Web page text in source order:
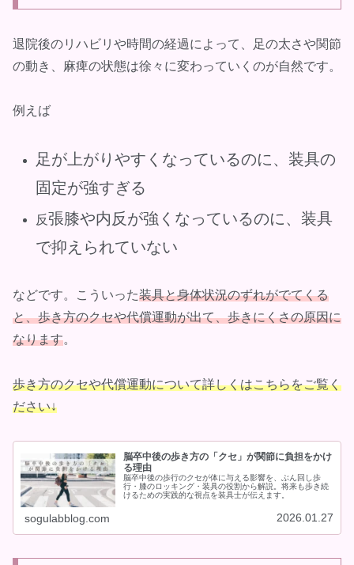
退院後のリハビリや時間の経過によって、足の太さや関節
の動き、麻痺の状態は徐々に変わっていくのが自然です。
例えば
足が上がりやすくなっているのに、装具の
固定が強すぎる
反張膝や内反が強くなっているのに、装具
で抑えられていない
などです。こういった装具と身体状況のずれがでてくる
と、歩き方のクセや代償運動が出て、歩きにくさの原因に
なります。
歩き方のクセや代償運動について詳しくはこちらをご覧く
ださい↓
脳卒中後の歩き方の「クセ」が関節に負担をかけ
る理由
脳卒中後の歩行のクセが体に与える影響を、ぶん回し歩
行・膝のロッキング・装具の役割から解説。将来も歩き続
けるための実践的な視点を装具士が伝えます。
sogulabblog.com 2026.01.27